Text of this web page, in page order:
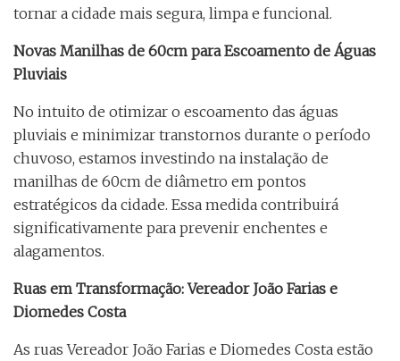
tornar a cidade mais segura, limpa e funcional.
Novas Manilhas de 60cm para Escoamento de Águas
Pluviais
No intuito de otimizar o escoamento das águas
pluviais e minimizar transtornos durante o período
chuvoso, estamos investindo na instalação de
manilhas de 60cm de diâmetro em pontos
estratégicos da cidade. Essa medida contribuirá
significativamente para prevenir enchentes e
alagamentos.
Ruas em Transformação: Vereador João Farias e
Diomedes Costa
As ruas Vereador João Farias e Diomedes Costa estão